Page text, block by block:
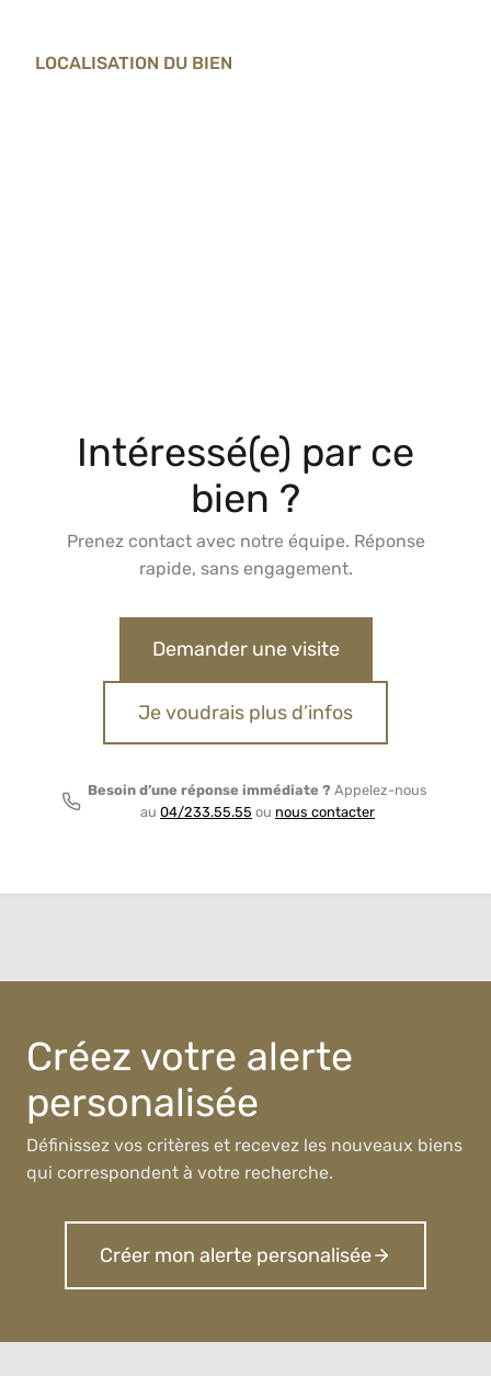
LOCALISATION DU BIEN
Intéressé(e) par ce
bien ?
Prenez contact avec notre équipe. Réponse
rapide, sans engagement.
Demander une visite
Je voudrais plus d’infos
Besoin d’une réponse immédiate ? Appelez-nous
au 04/233.55.55 ou nous contacter
Créez votre alerte
personalisée
Définissez vos critères et recevez les nouveaux biens
qui correspondent à votre recherche.
Créer mon alerte personalisée